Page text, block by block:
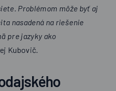
Problémom môže byť aj
nasadená na riešenie
pre jazyky ako
Kubovič.